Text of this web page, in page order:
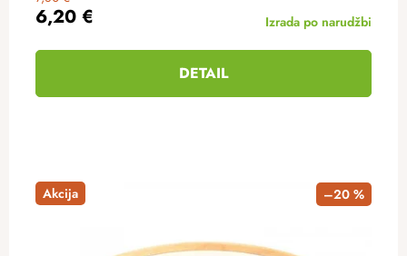
6,20 €
Izrada po narudžbi
DETAIL
Akcija –20 %